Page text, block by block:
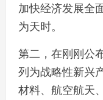
加快经济发展全
为天时。
第二，在刚刚公
列为战略性新兴
材料、航空航天